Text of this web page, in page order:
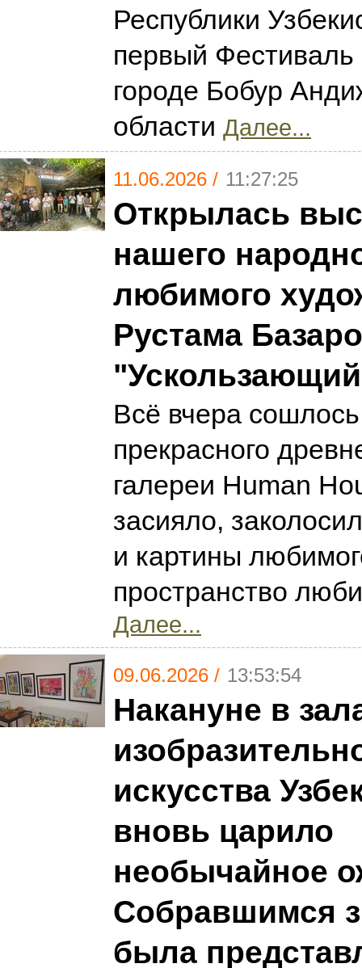
Республики
первый Фестиваль
городе Бобур
области Далее...
11.06.2026 / 11:27:25
Открылась
нашего
любимого
Рустама
Всё вчера
прекрасного
галереи Human
засияло,
и картины
пространство
Далее...
09.06.2026 / 13:53:54
Накануне в
искусства
вновь царило
необычайное
Собравшимся
была